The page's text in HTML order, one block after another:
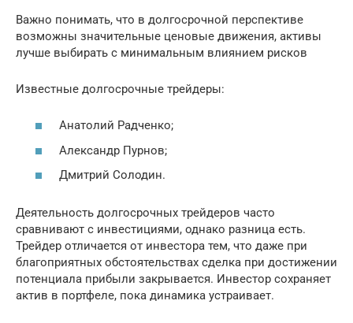
Важно понимать, что в долгосрочной перспективе
возможны значительные ценовые движения, активы
лучше выбирать с минимальным влиянием рисков
Известные долгосрочные трейдеры:
Анатолий Радченко;
Александр Пурнов;
Дмитрий Солодин.
Деятельность долгосрочных трейдеров часто
сравнивают с инвестициями, однако разница есть.
Трейдер отличается от инвестора тем, что даже при
благоприятных обстоятельствах сделка при достижении
потенциала прибыли закрывается. Инвестор сохраняет
актив в портфеле, пока динамика устраивает.